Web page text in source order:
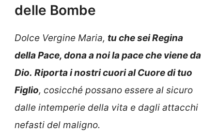
delle Bombe
Dolce Vergine Maria, tu che sei Regina
della Pace, dona a noi la pace che viene da
Dio. Riporta i nostri cuori al Cuore di tuo
Figlio, cosicché possano essere al sicuro
dalle intemperie della vita e dagli attacchi
nefasti del maligno.